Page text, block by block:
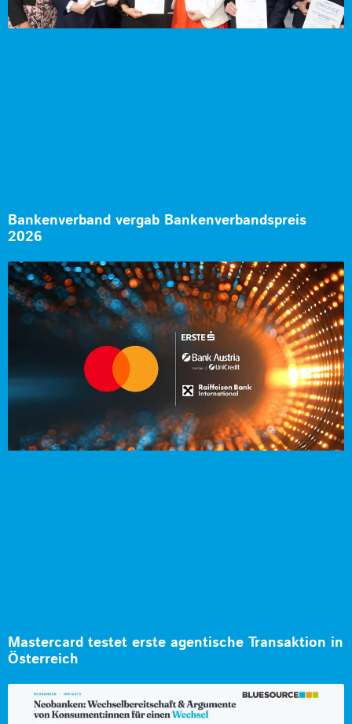
Bankenverband vergab Bankenverbandspreis
2026
Mastercard testet erste agentische Transaktion in
Österreich